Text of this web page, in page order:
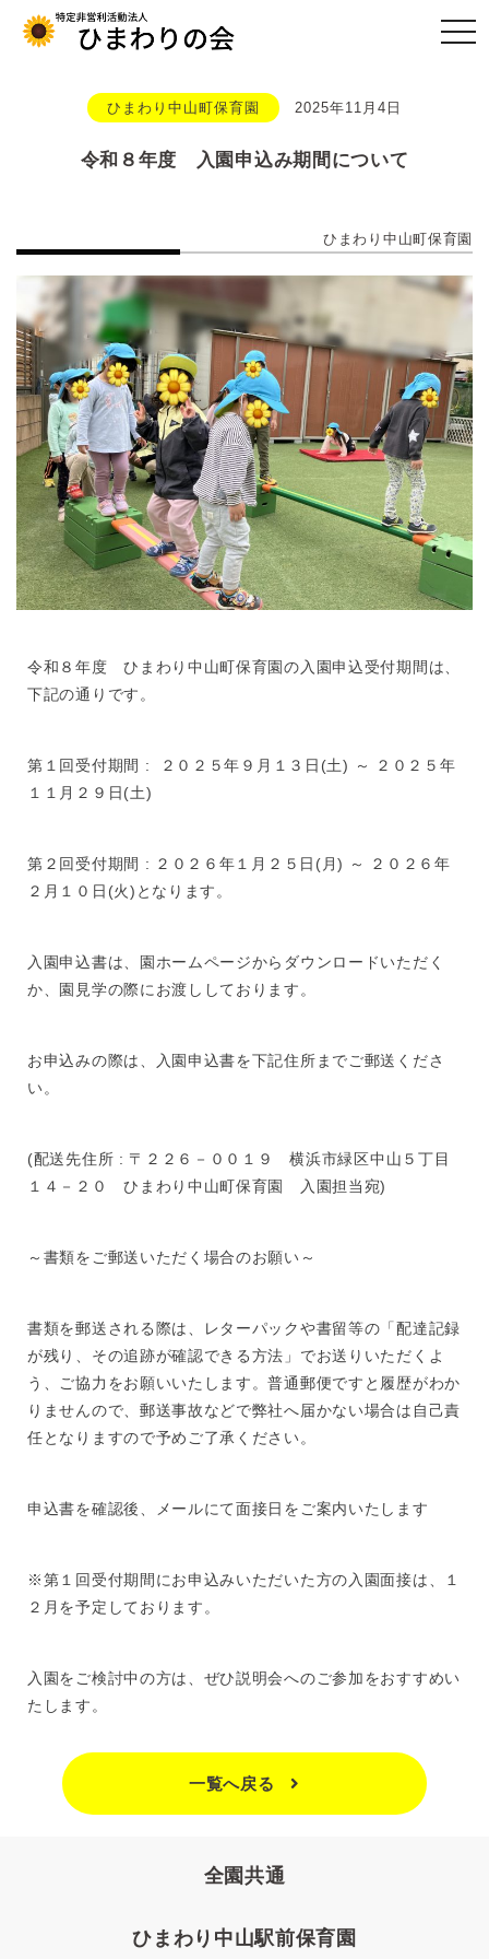
ひまわり中山町保育園 2025年11月4日
令和８年度 入園申込み期間について
ひまわり中山町保育園
令和８年度 ひまわり中山町保育園の入園申込受付期間は、
下記の通りです。
第１回受付期間 : ２０２５年９月１３日(土) ～ ２０２５年
１１月２９日(土)
第２回受付期間 : ２０２６年１月２５日(月) ～ ２０２６年
２月１０日(火)となります。
入園申込書は、園ホームページからダウンロードいただく
か、園見学の際にお渡ししております。
お申込みの際は、入園申込書を下記住所までご郵送くださ
い。
(配送先住所 : 〒２２６－００１９ 横浜市緑区中山５丁目
１４－２０ ひまわり中山町保育園 入園担当宛)
～書類をご郵送いただく場合のお願い～
書類を郵送される際は、レターパックや書留等の「配達記録
が残り、その追跡が確認できる方法」でお送りいただくよ
う、ご協力をお願いいたします。普通郵便ですと履歴がわか
りませんので、郵送事故などで弊社へ届かない場合は自己責
任となりますので予めご了承ください。
申込書を確認後、メールにて面接日をご案内いたします
※第１回受付期間にお申込みいただいた方の入園面接は、１
２月を予定しております。
入園をご検討中の方は、ぜひ説明会へのご参加をおすすめい
たします。
一覧へ戻る
全園共通
ひまわり中山駅前保育園